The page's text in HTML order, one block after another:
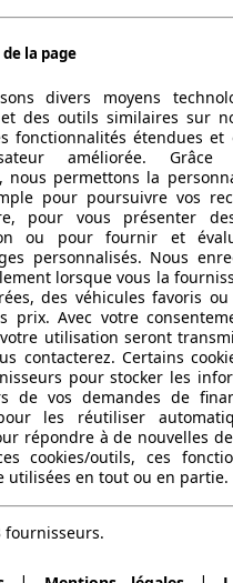
Haut
en ligne de
la page
divers moyens
des outils similaires sur
fonctionnalités étendues et
améliorée.
nous permettons la
pour poursuivre vos
pour vous présenter
ou pour fournir et
personnalisés. Nous
lorsque vous la
des véhicules favoris
prix. Avec votre
utilisation seront
contacterez. Certains
pour stocker les
de vos demandes de
les réutiliser
répondre à de nouvelles
cookies/outils, ces
utilisées en tout ou en partie.
fournisseurs.